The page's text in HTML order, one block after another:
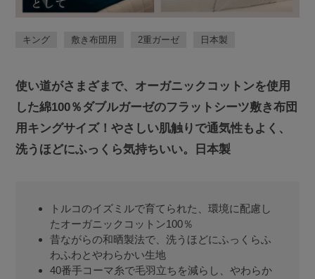
キング 敷き布団用 2重ガーゼ 日本製
使い道がさまざまで、オーガニックコットンを使用
した綿100％ダブルガーゼのフラットシーツ敷き布団
用キングサイズ！やさしい肌触りで通気性もよく、
洗うほどにふっくら気持ちいい。日本製
トルコのイズミルで育てられた、環境に配慮し
たオーガニックコットン100％
昔ながらの和晒製法で、洗うほどにふっくらふ
わふわとやわらかい生地
40番手コーマ糸で毛羽立ちを減らし、やわらか